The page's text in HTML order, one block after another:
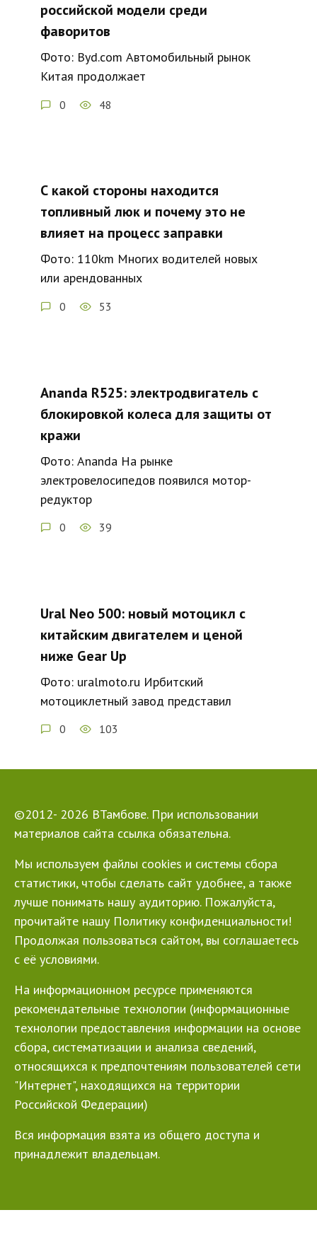
российской модели среди
фаворитов
Фото: Byd.com Автомобильный рынок
Китая продолжает
0 48
С какой стороны находится
топливный люк и почему это не
влияет на процесс заправки
Фото: 110km Многих водителей новых
или арендованных
0 53
Ananda R525: электродвигатель с
блокировкой колеса для защиты от
кражи
Фото: Ananda На рынке
электровелосипедов появился мотор-
редуктор
0 39
Ural Neo 500: новый мотоцикл с
китайским двигателем и ценой
ниже Gear Up
Фото: uralmoto.ru Ирбитский
мотоциклетный завод представил
0 103
©2012- 2026 ВТамбове. При использовании
материалов сайта ссылка обязательна.
Мы используем файлы cookies и системы сбора
статистики, чтобы сделать сайт удобнее, а также
лучше понимать нашу аудиторию. Пожалуйста,
прочитайте нашу Политику конфиденциальности!
Продолжая пользоваться сайтом, вы соглашаетесь
с её условиями.
На информационном ресурсе применяются
рекомендательные технологии (информационные
технологии предоставления информации на основе
сбора, систематизации и анализа сведений,
относящихся к предпочтениям пользователей сети
"Интернет", находящихся на территории
Российской Федерации)
Вся информация взята из общего доступа и
принадлежит владельцам.